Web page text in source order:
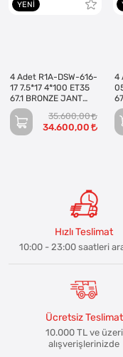
YENI
4 Adet R1A-DSW-616-
17 7.5*17 4*100 ET35
67.1 BRONZE JANT
(Takım)
35.600,00
34.600,00
4
67.1
Hızlı Teslimat
10:00 - 23:00 saatleri
Ücretsiz Teslimat
10.000 TL ve üzeri
alışverişlerinizde